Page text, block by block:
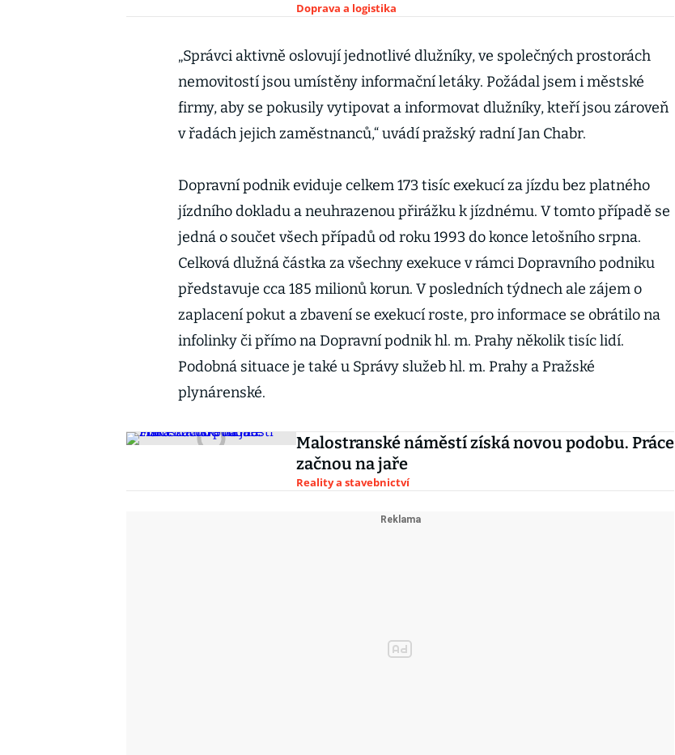
Doprava a logistika
„Správci aktivně oslovují jednotlivé dlužníky, ve společných prostorách
nemovitostí jsou umístěny informační letáky. Požádal jsem i městské
firmy, aby se pokusily vytipovat a informovat dlužníky, kteří jsou zároveň
v řadách jejich zaměstnanců,“ uvádí pražský radní Jan Chabr.
Dopravní podnik eviduje celkem 173 tisíc exekucí za jízdu bez platného
jízdního dokladu a neuhrazenou přirážku k jízdnému. V tomto případě se
jedná o součet všech případů od roku 1993 do konce letošního srpna.
Celková dlužná částka za všechny exekuce v rámci Dopravního podniku
představuje cca 185 milionů korun. V posledních týdnech ale zájem o
zaplacení pokut a zbavení se exekucí roste, pro informace se obrátilo na
infolinky či přímo na Dopravní podnik hl. m. Prahy několik tisíc lidí.
Podobná situace je také u Správy služeb hl. m. Prahy a Pražské
plynárenské.
Malostranské náměstí získá novou podobu. Práce
začnou na jaře
Reality a stavebnictví